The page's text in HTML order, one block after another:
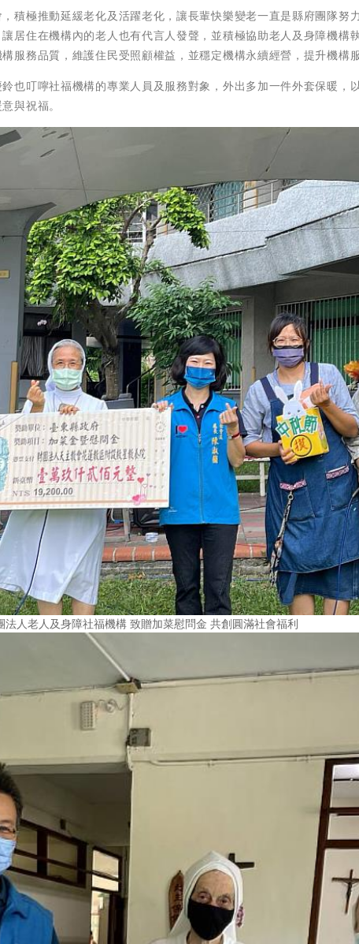
積極推動延緩老化及活躍老化，讓長輩快樂變老一直是縣府團隊努
讓居住在機構內的老人也有代言人發聲，並積極協助老人及身障機構
服務品質，維護住民受照顧權益，並穩定機構永續經營，提升機構服
也叮嚀社福機構的專業人員及服務對象，外出多加一件外套保暖，
與祝福。
人老人及身障社福機構 致贈加菜慰問金 共創圓滿社會福利